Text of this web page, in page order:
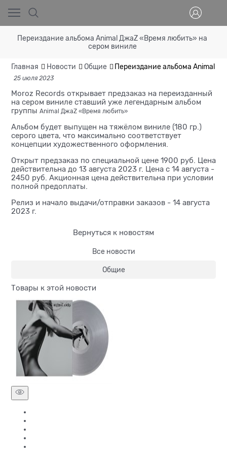
Переиздание альбома Animal ДжаZ «Время любить» на
сером виниле
Главная Новости Общие Переиздание альбома Animal
25 июля 2023
Moroz Records открывает предзаказ на переизданный
на сером виниле ставший уже легендарным альбом
группы Animal ДжаZ «Время любить»
Альбом будет выпущен на тяжёлом виниле (180 гр.)
серого цвета, что максимально соответствует
концепции художественного оформления.
Открыт предзаказ по специальной цене 1900 руб. Цена
действительна до 13 августа 2023 г. Цена с 14 августа -
2450 руб. Акционная цена действительна при условии
полной предоплаты.
Релиз и начало выдачи/отправки заказов - 14 августа
2023 г.
Вернуться к новостям
Все новости
Общие
Товары к этой новости